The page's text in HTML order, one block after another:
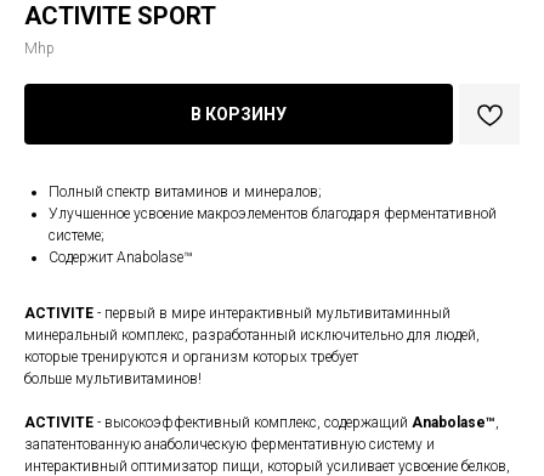
ACTIVITE SPORT
Mhp
В КОРЗИНУ
Полный спектр витаминов и минералов;
Улучшенное усвоение макроэлементов благодаря ферментативной
системе;
Содержит Anabolase™
ACTIVITE - первый в мире интерактивный мультивитаминный
минеральный комплекс, разработанный исключительно для людей,
которые тренируются и организм которых требует
больше мультивитаминов!
ACTIVITE - высокоэффективный комплекс, содержащий Anabolase™,
запатентованную анаболическую ферментативную систему и
интерактивный оптимизатор пищи, который усиливает усвоение белков,